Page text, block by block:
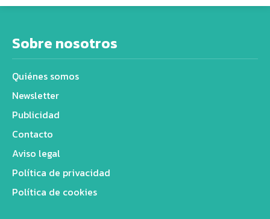
Sobre nosotros
Quiénes somos
Newsletter
Publicidad
Contacto
Aviso legal
Política de privacidad
Política de cookies